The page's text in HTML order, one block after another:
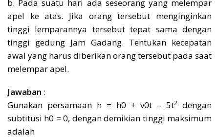
b. Pada suatu hari ada seseorang yang melempar
apel ke atas. Jika orang tersebut menginginkan
tinggi lemparannya tersebut tepat sama dengan
tinggi gedung Jam Gadang. Tentukan kecepatan
awal yang harus diberikan orang tersebut pada saat
melempar apel.
Jawaban :
Gunakan persamaan h = h0 + v0t – 5t2
dengan
subtitusi h0 = 0, dengan demikian tinggi maksimum
adalah